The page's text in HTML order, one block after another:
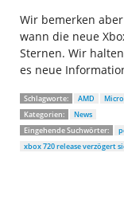
Wir bemerken
wann die neue
Sternen. Wir
es neue
Schlagworte: AMD
Kategorien:
News
Eingehende Suchwörter:
xbox 720 release verzögert